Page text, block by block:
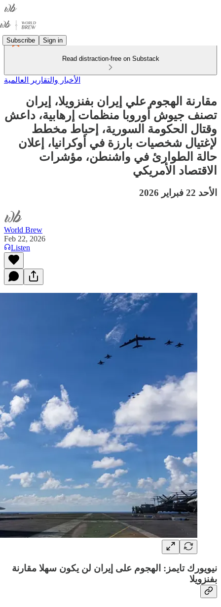
Subscribe Sign in
Read distraction-free on Substack
الأخبار والتقارير العالمية
مقارنة الهجوم علي إيران بفنزويلا، إيران
تصنف جيوش أوروبا منظمات إرهابية، داعش
وقتال الحكومة السورية، إحباط مخطط
لإغتيال شخصيات بارزة في أوكرانيا، إعلان
حالة الطوارئ في واشنطن، مؤشرات
الاقتصاد الأمريكي
الأحد 22 فبراير 2026
World Brew
Feb 22, 2026
Listen
نيويورك تايمز: الهجوم على إيران لن يكون سهلا مقارنة
بفنزويلا